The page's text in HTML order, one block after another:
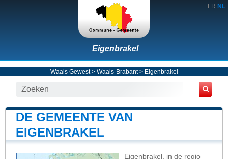
FR NL
Eigenbrakel
Waals Gewest> Waals-Brabant> Eigenbrakel
DE GEMEENTE VAN
EIGENBRAKEL
Eigenbrakel, in de regio